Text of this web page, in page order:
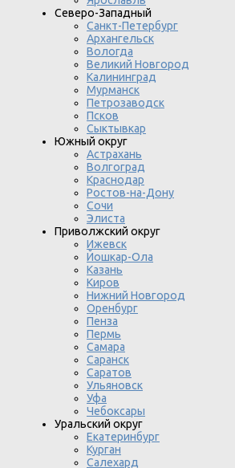
Северо-Западный
Санкт-Петербург
Архангельск
Вологда
Великий Новгород
Калининград
Мурманск
Петрозаводск
Псков
Сыктывкар
Южный округ
Астрахань
Волгоград
Краснодар
Ростов-на-Дону
Сочи
Элиста
Приволжский округ
Ижевск
Йошкар-Ола
Казань
Киров
Нижний Новгород
Оренбург
Пенза
Пермь
Самара
Саранск
Саратов
Ульяновск
Уфа
Чебоксары
Уральский округ
Екатеринбург
Курган
Салехард